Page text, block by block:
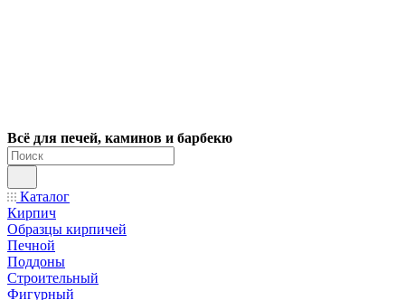
Всё для печей, каминов и барбекю
Каталог
Кирпич
Образцы кирпичей
Печной
Поддоны
Строительный
Фигурный